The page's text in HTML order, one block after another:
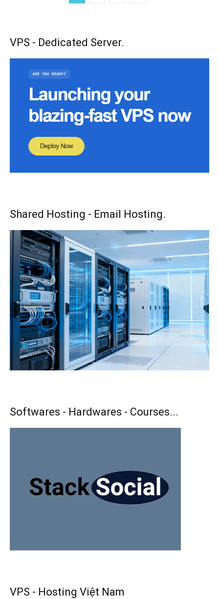
VPS - Dedicated Server.
Shared Hosting - Email Hosting.
Softwares - Hardwares - Courses...
VPS - Hosting Việt Nam